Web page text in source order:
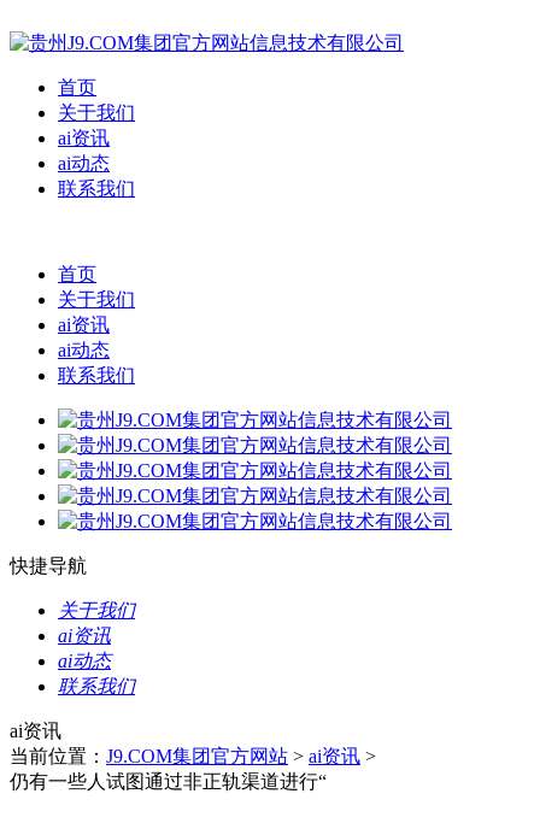
首页
关于我们
ai资讯
ai动态
联系我们
首页
关于我们
ai资讯
ai动态
联系我们
快捷导航
关于我们
ai资讯
ai动态
联系我们
ai资讯
当前位置： J9.COM集团官方网站 > ai资讯 >
仍有一些人试图通过非正轨渠道进行“